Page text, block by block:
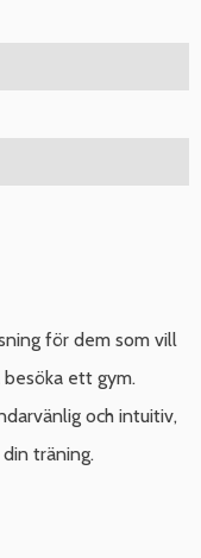
för dem som vill
ett gym.
och intuitiv,
träning.